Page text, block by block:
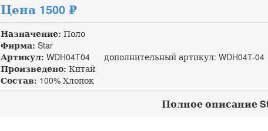
Цена 1500 ₽
Назначение: Поло
Фирма: Star
Артикул: WDH04T04 дополнительный артикул: WDH04T-04
Произведено: Китай
Состав: 100% Хлопок
Полное описание